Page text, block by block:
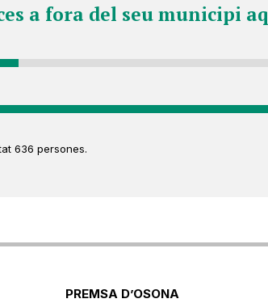
a fora del seu municipi
636 persones.
PREMSA D’OSONA